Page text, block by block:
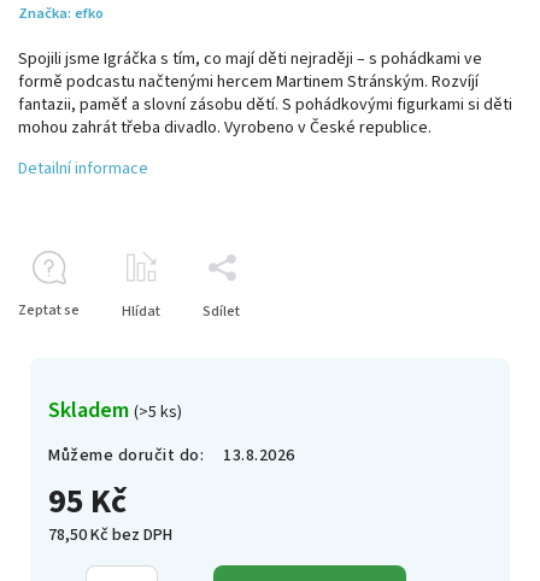
Značka: efko
95 Kč
78,50 Kč bez DPH
Skladem (>5 ks)
Můžeme doručit do:
13.8.2026
Spojili jsme Igráčka s tím, co mají děti nejraději – s pohádkami ve
formě podcastu načtenými hercem Martinem Stránským. Rozvíjí
fantazii, paměť a slovní zásobu dětí. S pohádkovými figurkami si děti
mohou zahrát třeba divadlo. Vyrobeno v České republice.
Detailní informace
Zeptat se Hlídat Sdílet